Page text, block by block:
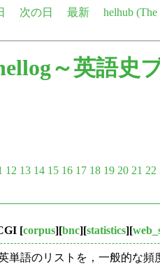
次の日 最新
helhub
～英語史
12 13 14 15 16 17 18 19 20 21 22
[corpus][bnc][statistics][
単語のリストを，一般的な頻